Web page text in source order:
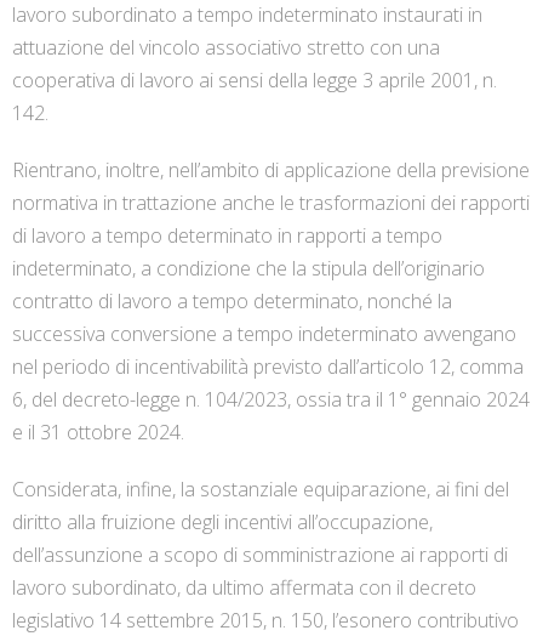
lavoro subordinato a tempo indeterminato instaurati in
attuazione del vincolo associativo stretto con una
cooperativa di lavoro ai sensi della legge 3 aprile 2001, n.
142.
Rientrano, inoltre, nell’ambito di applicazione della previsione
normativa in trattazione anche le trasformazioni dei rapporti
di lavoro a tempo determinato in rapporti a tempo
indeterminato, a condizione che la stipula dell’originario
contratto di lavoro a tempo determinato, nonché la
successiva conversione a tempo indeterminato avvengano
nel periodo di incentivabilità previsto dall’articolo 12, comma
6, del decreto-legge n. 104/2023, ossia tra il 1° gennaio 2024
e il 31 ottobre 2024.
Considerata, infine, la sostanziale equiparazione, ai fini del
diritto alla fruizione degli incentivi all’occupazione,
dell’assunzione a scopo di somministrazione ai rapporti di
lavoro subordinato, da ultimo affermata con il decreto
legislativo 14 settembre 2015, n. 150, l’esonero contributivo